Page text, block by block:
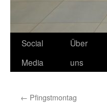
Social
Media
Über
uns
← Pfingstmontag